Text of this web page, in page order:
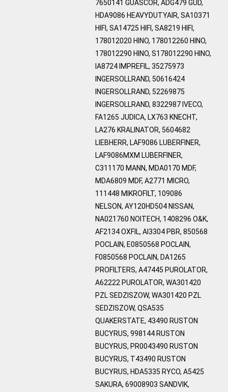
7650141 GUASCOR, ADG479 GUD,
HDA9086 HEAVYDUTYAIR, SA10371
HIFI, SA14725 HIFI, SA8219 HIFI,
178012020 HINO, 178012260 HINO,
178012290 HINO, S178012290 HINO,
IA8724 IMPREFIL, 35275973
INGERSOLLRAND, 50616424
INGERSOLLRAND, 52269875
INGERSOLLRAND, 8322987 IVECO,
FA1265 JUDICA, LX763 KNECHT,
LA276 KRALINATOR, 5604682
LIEBHERR, LAF9086 LUBERFINER,
LAF9086MXM LUBERFINER,
C311170 MANN, MDA0170 MDF,
MDA6809 MDF, A2771 MICRO,
111448 MIKROFILT, 109086
NELSON, AY120HD504 NISSAN,
NA021760 NOITECH, 1408296 O&K,
AF2134 OXFIL, AI3304 PBR, 850568
POCLAIN, E0850568 POCLAIN,
F0850568 POCLAIN, DA1265
PROFILTERS, A47445 PUROLATOR,
A62222 PUROLATOR, WA301420
PZL SEDZISZOW, WA301420 PZL
SEDZISZOW, QSA535
QUAKERSTATE, 43490 RUSTON
BUCYRUS, 998144 RUSTON
BUCYRUS, PR0043490 RUSTON
BUCYRUS, T43490 RUSTON
BUCYRUS, HDA5335 RYCO, A5425
SAKURA, 69008903 SANDVIK,